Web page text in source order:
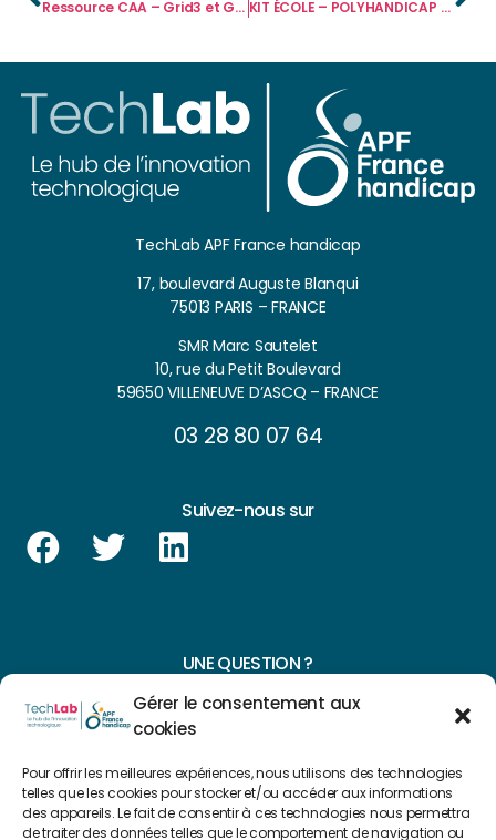
Gérer le consentement aux
cookies
Pour offrir les meilleures expériences, nous utilisons des technologies
telles que les cookies pour stocker et/ou accéder aux informations
des appareils. Le fait de consentir à ces technologies nous permettra
de traiter des données telles que le comportement de navigation ou
Ressource CAA – Grid3 et Grid pour iPad
KIT ÉCOLE – POLYHANDICAP ET CAA
TechLab APF France handicap
17, boulevard Auguste Blanqui
75013 PARIS – FRANCE
SMR Marc Sautelet
10, rue du Petit Boulevard
59650 VILLENEUVE D’ASCQ – FRANCE
03 28 80 07 64
Suivez-nous sur
UNE QUESTION ?
CONTACTEZ-NOUS
NAVIGUER SUR NOTRE SITE
Plan du site